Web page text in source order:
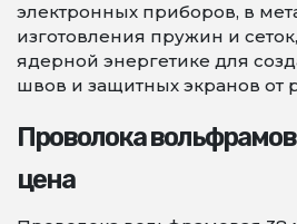
электронных приборов, в
изготовления пружин и
ядерной энергетике для
швов и защитных экранов от
Проволока
цена